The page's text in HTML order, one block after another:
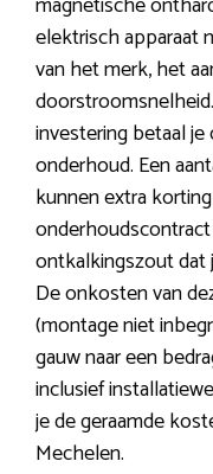
elektrisch apparaat
van het merk, het
investering betaal
onderhoud. Een
kunnen extra
ontkalkingszout dat
De onkosten van
(montage niet
gauw naar een
inclusief
je de geraamde
Mechelen.